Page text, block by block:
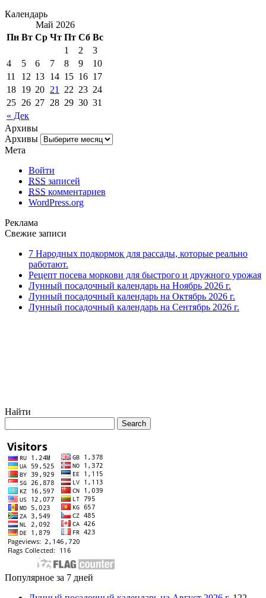
Календарь
Май 2026
Пн Вт Ср Чт Пт Сб Вс
« Дек
1 2
3
4
5 6 7 8 9
10
11
12 13 14 15 16 17
18 19 20 21 22 23 24
25 26 27 28 29 30 31
Архивы
Архивы
Мета
Войти
RSS записей
RSS комментариев
WordPress.org
Реклама
Свежие записи
7 Народных подкормок для рассады, которые реально
работают.
Рецепт посева моркови для быстрого и дружного урожая
Лунный посадочный календарь на Ноябрь 2026 г.
Лунный посадочный календарь на Октябрь 2026 г.
Лунный посадочный календарь на Сентябрь 2026 г.
Найти
Популярное за 7 дней